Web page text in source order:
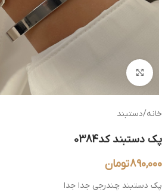
بزرگنمایی تصویر
خانه/دستبند
پک دستبند کد0384
890,000تومان
پک دستبند چندرجی جدا جدا